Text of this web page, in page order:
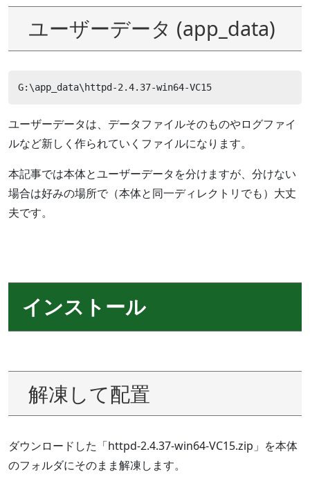
ユーザーデータ (app_data)
G:\app_data\httpd-2.4.37-win64-VC15
ユーザーデータは、データファイルそのものやログファイ
ルなど新しく作られていくファイルになります。
本記事では本体とユーザーデータを分けますが、分けない
場合は好みの場所で（本体と同一ディレクトリでも）大丈
夫です。
インストール
解凍して配置
ダウンロードした「httpd-2.4.37-win64-VC15.zip」を本体
のフォルダにそのまま解凍します。